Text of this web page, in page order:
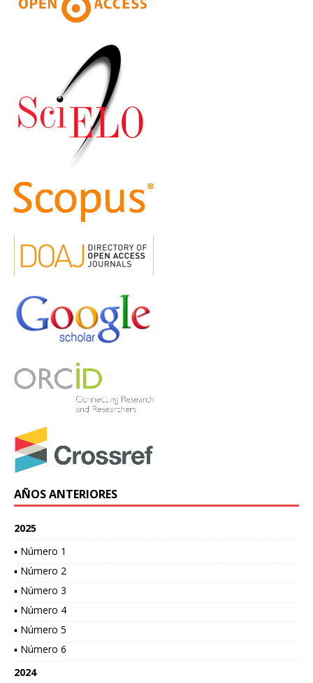
AÑOS ANTERIORES
2025
▪ Número 1
▪ Número 2
▪ Número 3
▪ Número 4
▪ Número 5
▪ Número 6
2024